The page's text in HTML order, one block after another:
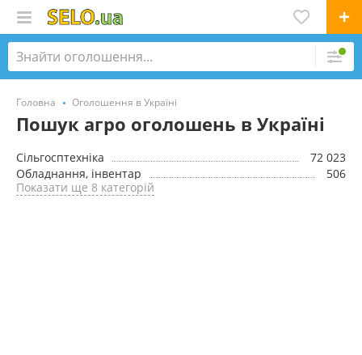
Головна Оголошення в Україні
Пошук агро оголошень в Україні
Сільгосптехніка
72 023
Обладнання, інвентар
506
Показати ще 8 категорій